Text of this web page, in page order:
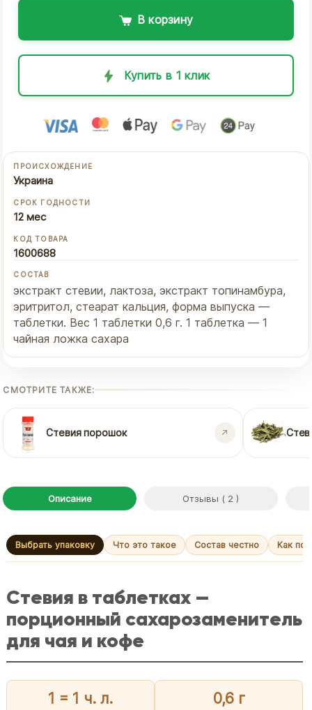
В корзину
Купить в 1 клик
ПРОИСХОЖДЕНИЕ
Украина
СРОК ГОДНОСТИ
12 мес
КОД ТОВАРА
1600688
СОСТАВ
экстракт стевии, лактоза, экстракт топинамбура,
эритритол, стеарат кальция, форма выпуска —
таблетки. Вес 1 таблетки 0,6 г. 1 таблетка — 1
чайная ложка сахара
СМОТРИТЕ ТАКЖЕ:
Стевия порошок
Описание Отзывы ( 2 )
Что это такое Состав честно Как
Выбрать упаковку
Стевия в таблетках —
порционный сахарозаменитель
для чая и кофе
1 = 1 ч. л. 0,6 г